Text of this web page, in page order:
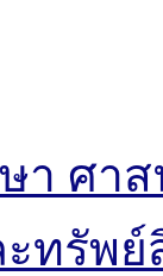
า ศา
ทรัพย์